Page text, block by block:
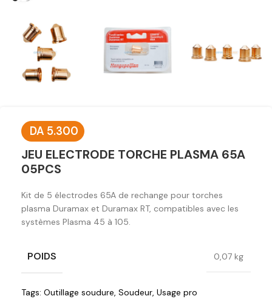
DA 5.300
JEU ELECTRODE TORCHE PLASMA 65A
05PCS
Kit de 5 électrodes 65A de rechange pour torches
plasma Duramax et Duramax RT, compatibles avec les
systèmes Plasma 45 à 105.
POIDS 0,07 kg
Tags: Outillage soudure, Soudeur, Usage pro